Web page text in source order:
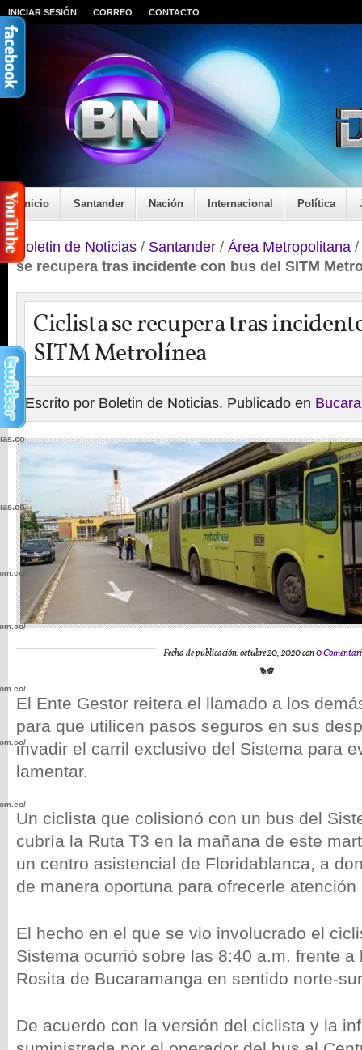
INICIAR SESIÓN CORREO CONTACTO
Inicio Santander Nación Internacional Política
Boletin de Noticias / Santander / Área Metropolitana /
se recupera tras incidente con bus del SITM
Ciclista se recupera tras
SITM Metrolínea
Escrito por Boletin de Noticias. Publicado en
Fecha de publicación: octubre 20, 2020 con0
El Ente Gestor reitera el llamado a los
para que utilicen pasos seguros en sus
invadir el carril exclusivo del Sistema para
lamentar.
Un ciclista que colisionó con un bus del
cubría la Ruta T3 en la mañana de este
un centro asistencial de Floridablanca, a
de manera oportuna para ofrecerle atención
El hecho en el que se vio involucrado el
Sistema ocurrió sobre las 8:40 a.m. frente a
Rosita de Bucaramanga en sentido norte-
De acuerdo con la versión del ciclista y la
wp-
wp-
wp-
wp-
wp-
wp-
wp-